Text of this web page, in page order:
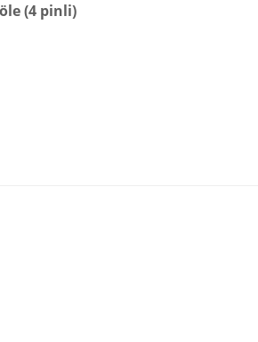
(4 pinli)